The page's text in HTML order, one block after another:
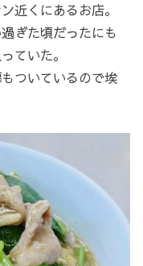
近くにあるお店。
ぎた頃だったにも
ていた。
ついているので埃